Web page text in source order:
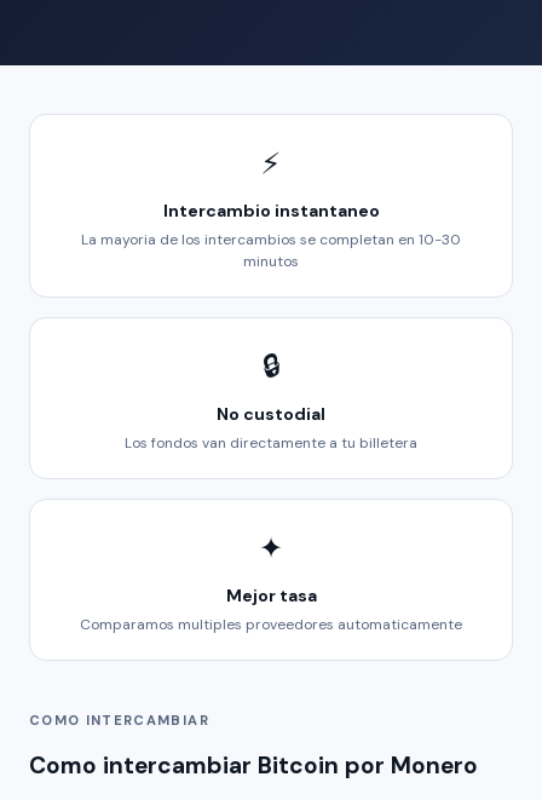
⚡
Intercambio instantaneo
La mayoria de los intercambios se completan en 10-30
minutos
🔒
No custodial
Los fondos van directamente a tu billetera
✦
Mejor tasa
Comparamos multiples proveedores automaticamente
COMO INTERCAMBIAR
Como intercambiar Bitcoin por Monero